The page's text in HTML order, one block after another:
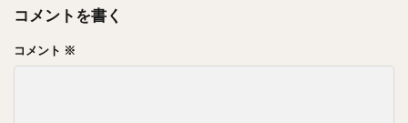
コメントを書く
コメント ※